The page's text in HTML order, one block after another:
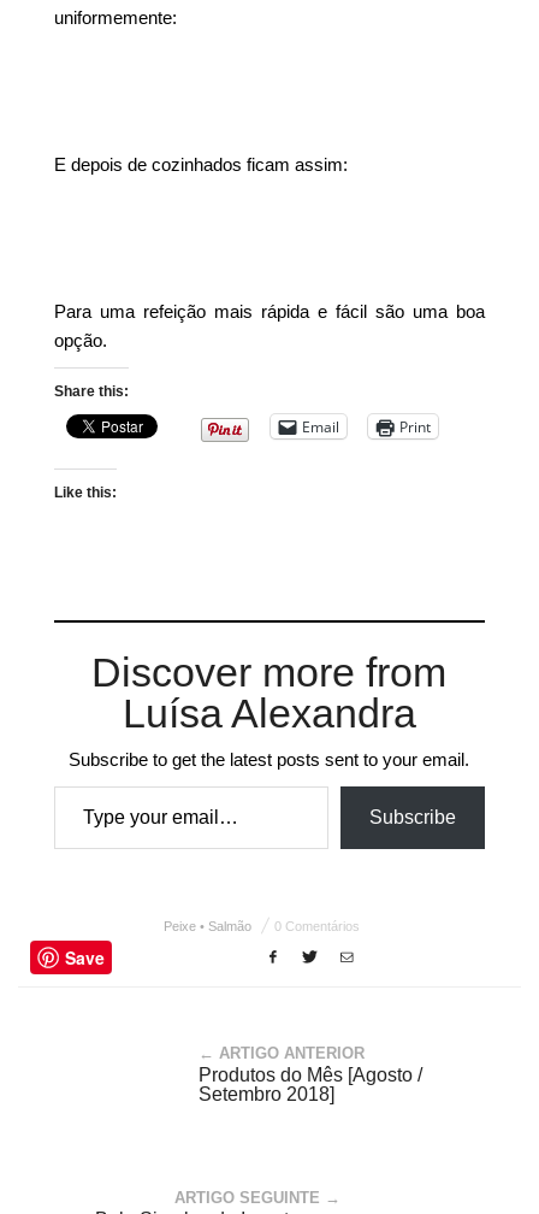
uniformemente:
E depois de cozinhados ficam assim:
Para uma refeição mais rápida e fácil são uma boa
opção.
Share this:
Email Print
Like this:
Discover more from
Luísa Alexandra
Subscribe to get the latest posts sent to your email.
Type your email…
Subscribe
Peixe • Salmão 0 Comentários
Save
← ARTIGO ANTERIOR
Produtos do Mês [Agosto /
Setembro 2018]
ARTIGO SEGUINTE →